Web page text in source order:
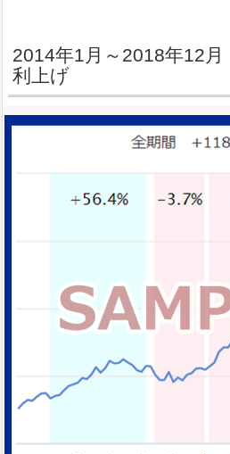
2014年1月～2018年12
利上げ